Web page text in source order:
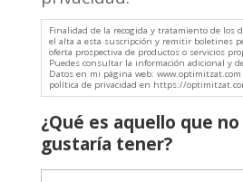
Finalidad de la recogida y tratamiento de los
el alta a esta suscripción y remitir boletines
oferta prospectiva de productos o servicios
Puedes consultar la información adicional y
Datos en mi página web:
política de privacidad en https://
¿Qué es aquello que
gustaría tener?